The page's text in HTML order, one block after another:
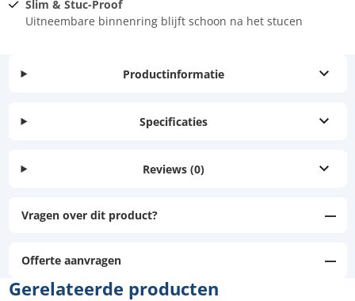
Slim & Stuc-Proof
Uitneembare binnenring blijft schoon na het stucen
Productinformatie
Specificaties
Reviews (0)
Vragen over dit product?
Offerte aanvragen
Gerelateerde producten